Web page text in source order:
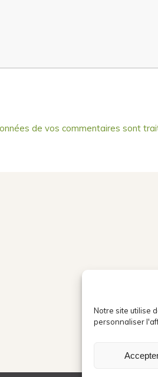
Notre site utilise
personnaliser
de vos commentaires sont